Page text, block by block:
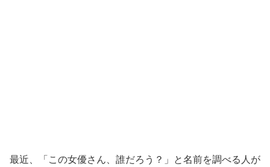
最近、「この女優さん、誰だろう？」と名前を調べる人が